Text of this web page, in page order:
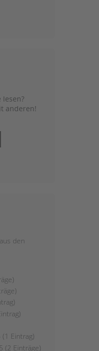
lesen?
anderen!
den
Eintrag)
(2 Einträge)